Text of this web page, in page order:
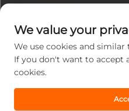
Հեղինակային իրավունք ©
2025 Չժեցզյան Ցզին
Պնևմատիկ Տեխնոլոգիա ՍՊԸ:
Բոլոր իրավունքները
We value your
We use cookies and
If you don't want to accept
cookies.